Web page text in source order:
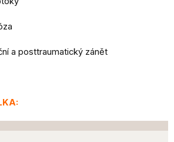
a posttraumatický zánět